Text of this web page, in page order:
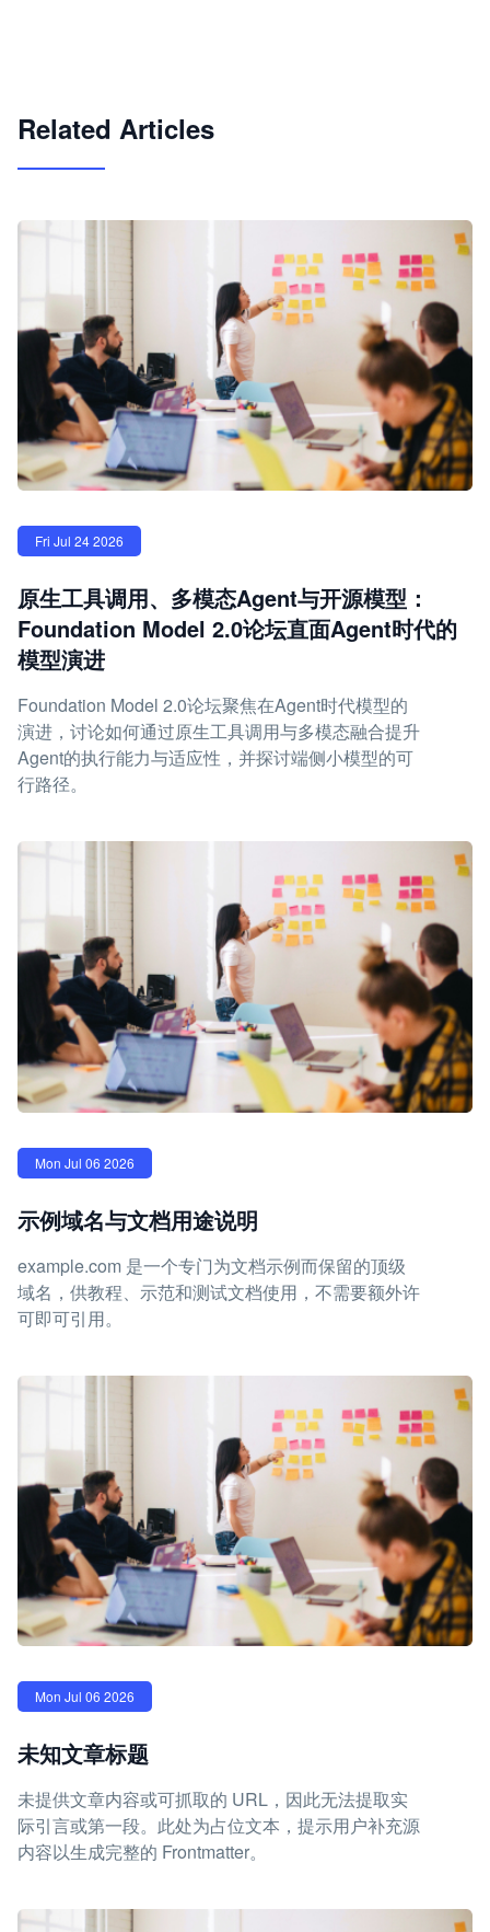
Related Articles
Fri Jul 24 2026
原生工具调用、多模态Agent与开源模型：
Foundation Model 2.0论坛直面Agent时代的
模型演进
Foundation Model 2.0论坛聚焦在Agent时代模型的
演进，讨论如何通过原生工具调用与多模态融合提升
Agent的执行能力与适应性，并探讨端侧小模型的可
行路径。
Mon Jul 06 2026
示例域名与文档用途说明
example.com 是一个专门为文档示例而保留的顶级
域名，供教程、示范和测试文档使用，不需要额外许
可即可引用。
Mon Jul 06 2026
未知文章标题
未提供文章内容或可抓取的 URL，因此无法提取实
际引言或第一段。此处为占位文本，提示用户补充源
内容以生成完整的 Frontmatter。